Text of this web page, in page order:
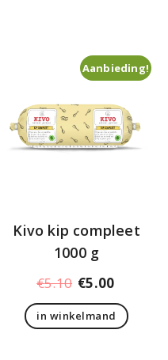
Aanbieding!
Kivo kip compleet
1000 g
€5.10
prijs
was:
€5.00
prijs
is:
in winkelmand